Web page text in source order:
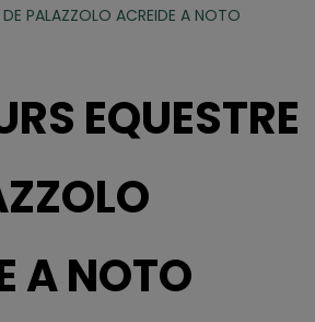
PALAZZOLO ACREIDE A NOTO
EQUESTRE
A NOTO